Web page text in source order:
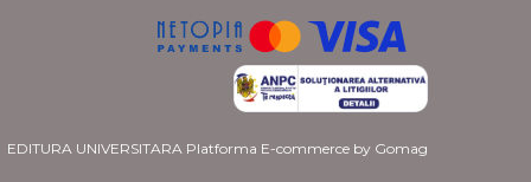
EDITURA UNIVERSITARA Platforma E-commerce by Gomag